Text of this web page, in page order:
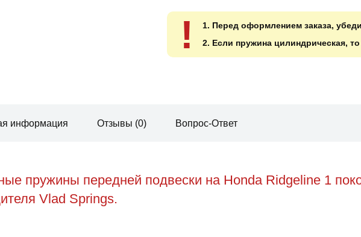
!
1. Перед оформлением заказа,
2. Если пружина цилиндрическая,
информация Отзывы (0) Вопрос-Ответ
пружины передней подвески на Honda Ridgeline 1
Vlad Springs.